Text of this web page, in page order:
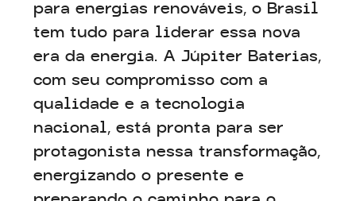
para energias renováveis, o Brasil
tem tudo para liderar essa nova
era da energia. A Júpiter Baterias,
com seu compromisso com a
qualidade e a tecnologia
nacional, está pronta para ser
protagonista nessa transformação,
energizando o presente e